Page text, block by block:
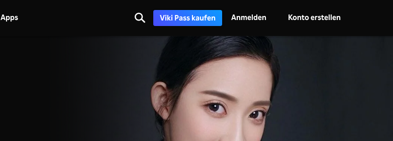
Apps Viki Pass kaufen Anmelden Konto erstellen